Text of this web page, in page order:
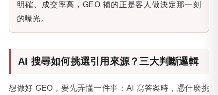
明確、成交率高，GEO 補的正是客人做決定那一刻
的曝光。
AI 搜尋如何挑選引用來源？三大判斷邏輯
想做好 GEO，要先弄懂一件事：AI 寫答案時，憑什麼挑